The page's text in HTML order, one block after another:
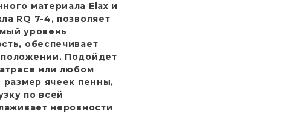
материала Elax и
RQ 7-4, позволяет
уровень
обеспечивает
Подойдет
или любом
ячеек пенны,
по всей
неровности